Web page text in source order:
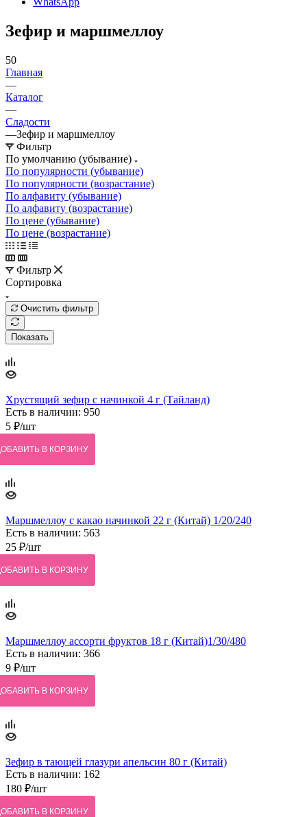
Зефир и маршмеллоу
50
Главная
—
Каталог
—
Сладости
—Зефир и маршмеллоу
Фильтр
По умолчанию (убывание)
По популярности (убывание)
По популярности (возрастание)
По алфавиту (убывание)
По алфавиту (возрастание)
По цене (убывание)
По цене (возрастание)
Фильтр
Сортировка
Очистить фильтр
Показать
Хрустящий зефир с начинкой 4 г (Тайланд)
Есть в наличии: 950
5 ₽/шт
В КОРЗИНУ
Маршмеллоу с какао начинкой 22 г (Китай) 1/20/240
Есть в наличии: 563
25 ₽/шт
В КОРЗИНУ
Маршмеллоу ассорти фруктов 18 г (Китай)1/30/480
Есть в наличии: 366
9 ₽/шт
В КОРЗИНУ
Зефир в тающей глазури апельсин 80 г (Китай)
Есть в наличии: 162
180 ₽/шт
В КОРЗИНУ